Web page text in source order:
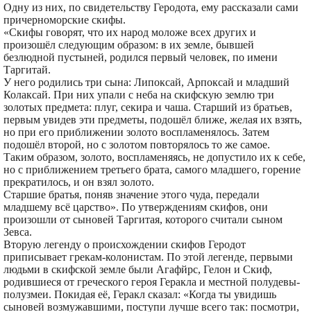
Одну из них, по свидетельству Геродота, ему рассказали сами
причерноморские скифы.
«Скифы говорят, что их народ моложе всех других и
произошёл следующим образом: в их земле, бывшей
безлюдной пустыней, родился первый человек, по имени
Таргитай.
У него родились три сына: Липоксай, Арпоксай и младший
Колаксай. При них упали с неба на скифскую землю три
золотых предмета: плуг, секира и чаша. Старший из братьев,
первым увидев эти предметы, подошёл ближе, желая их взять,
но при его приближении золото воспламенялось. Затем
подошёл второй, но с золотом повторялось то же самое.
Таким образом, золото, воспламеняясь, не допустило их к себе,
но с приближением третьего брата, самого младшего, горение
прекратилось, и он взял золото.
Старшие братья, поняв значение этого чуда, передали
младшему всё царство». По утверждениям скифов, они
произошли от сыновей Таргитая, которого считали сыном
Зевса.
Вторую легенду о происхождении скифов Геродот
приписывает грекам-колонистам. По этой легенде, первыми
людьми в скифской земле были Агафйрс, Гелон и Скиф,
родившиеся от греческого героя Геракла и местной полудевы-
полузмеи. Покидая её, Геракл сказал: «Когда ты увидишь
сыновей возмужавшими, поступи лучше всего так: посмотри,